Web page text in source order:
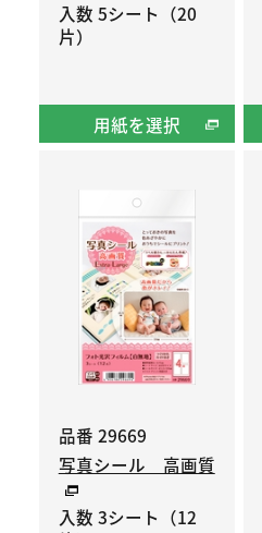
入数 5シート（20
片）
用紙を選択
品番 29669
写真シール 高画質
入数 3シート（12